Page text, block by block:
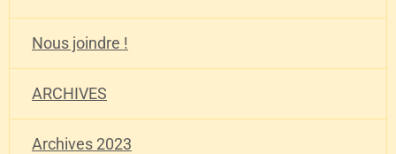
Nous joindre !
ARCHIVES
Archives 2023